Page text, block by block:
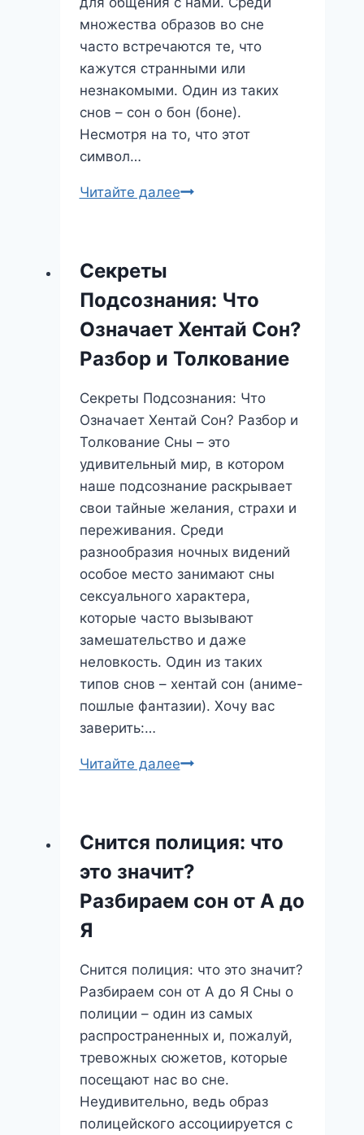
множества образов во сне
часто встречаются те, что
кажутся странными или
незнакомыми. Один из таких
снов – сон о бон (боне).
Несмотря на то, что этот
символ…
Читайте далееСон
предвещает
и
его
Секреты
Подсознания: Что
Означает Хентай Сон?
Разбор и Толкование
Секреты Подсознания: Что
Означает Хентай Сон? Разбор и
Толкование Сны – это
удивительный мир, в котором
наше подсознание раскрывает
свои тайные желания, страхи и
переживания. Среди
разнообразия ночных видений
особое место занимают сны
сексуального характера,
которые часто вызывают
замешательство и даже
неловкость. Один из таких
типов снов – хентай сон (аниме-
пошлые фантазии). Хочу вас
заверить:…
Читайте далееСекреты
Хентай
Сон?
Разбор
Снится полиция: что
это значит?
Разбираем сон от А до
Я
Снится полиция: что это значит?
Разбираем сон от А до Я Сны о
полиции – один из самых
распространенных и, пожалуй,
тревожных сюжетов, которые
посещают нас во сне.
Неудивительно, ведь образ
полицейского ассоциируется с